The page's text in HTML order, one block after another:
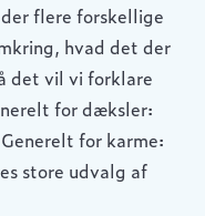
flere forskellige
hvad det der
det vil vi forklare
for dæksler:
for karme:
store udvalg af